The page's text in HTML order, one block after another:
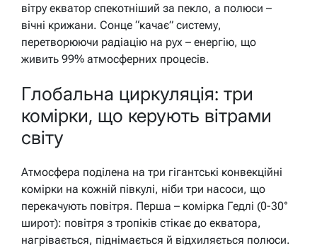
вітру екватор спекотніший за пекло, а полюси –
вічні крижани. Сонце “качає” систему,
перетворюючи радіацію на рух – енергію, що
живить 99% атмосферних процесів.
Глобальна циркуляція: три
комірки, що керують вітрами
світу
Атмосфера поділена на три гігантські конвекційні
комірки на кожній півкулі, ніби три насоси, що
перекачують повітря. Перша – комірка Гедлі (0-30°
широт): повітря з тропіків стікає до екватора,
нагрівається, піднімається й відхиляється полюси.